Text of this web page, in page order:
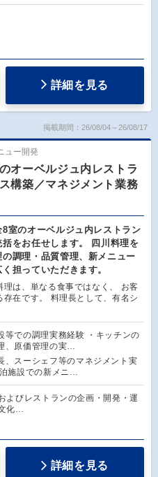
詳細を見る
掲載期間：26/08/04～26/08/17
ュー開発
オーベルジュ内レストラ
構築／マネジメント業務
室のオーベルジュ内レストラン
をお任せします。 四川料理を
調理・品質管理、新メニュー
担っていただきます。
は、単なる食事ではなく、 お客
在です。 料理長として、有名シ
等での調理実務経験 ・キッチンの
、原価管理の実…
、スーシェフ等のマネジメント実
施設での新メニ…
よびレストランの企画・開発・運
化…
詳細を見る